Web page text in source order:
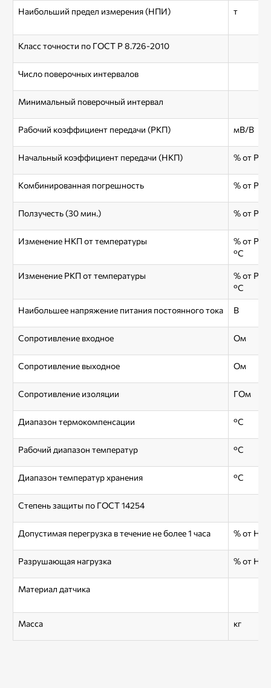
Наибольший предел измерения (НПИ) т
Класс точности по ГОСТ Р 8.726-2010
Число поверочных интервалов
Минимальный поверочный интервал
Рабочий коэффициент передачи (РКП) мВ/В
Начальный коэффициент передачи (НКП) % от РКП
Комбинированная погрешность % от РКП
Ползучесть (30 мин.) % от РКП
Изменение НКП от температуры
% от
°С
Изменение РКП от температуры
% от
°С
Наибольшее напряжение питания постоянного тока В
Сопротивление входное Ом
Сопротивление выходное Ом
Сопротивление изоляции ГОм
Диапазон термокомпенсации °С
Рабочий диапазон температур °С
Диапазон температур хранения °С
Степень защиты по ГОСТ 14254
Допустимая перегрузка в течение не более 1 часа % от
Разрушающая нагрузка % от
Материал датчика
Масса кг